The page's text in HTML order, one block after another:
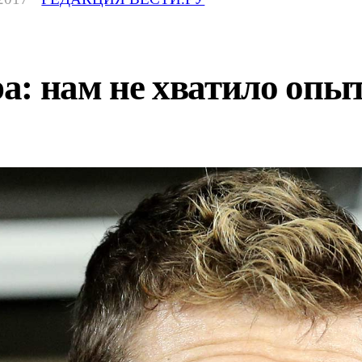
нам не хватило